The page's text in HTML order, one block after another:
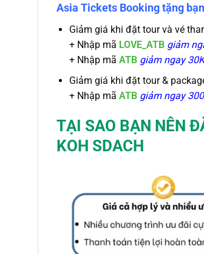
Asia Tickets Booking tặng
Giảm giá khi đặt tour và vé
+ Nhập mã LOVE_ATB giảm
+ Nhập mã ATBgiảm ngay 30K
Giảm giá khi đặt tour &
+ Nhập mã ATB giảm ngay
TẠI SAO BẠN NÊN
KOH SDACH